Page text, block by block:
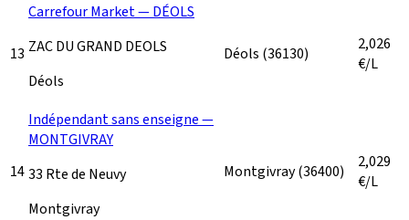
13
Carrefour Market — DÉOLS
ZAC DU GRAND DEOLS
Déols
Déols (36130)
2,026
€/L
14
Indépendant sans enseigne —
MONTGIVRAY
33 Rte de Neuvy
Montgivray
Montgivray(36400)
2,029
€/L